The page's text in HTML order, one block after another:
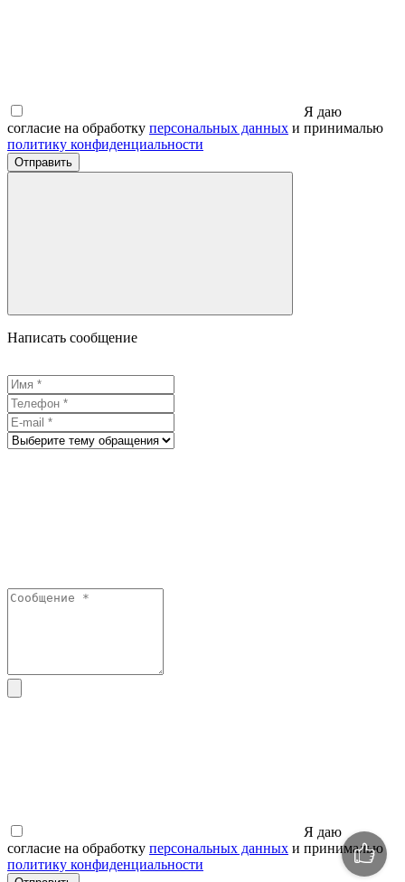
Я даю
согласие на обработку персональных данных и принималью
политику конфиденциальности
Отправить
Написать сообщение
Я даю
согласие на обработку персональных данных и принималью
политику конфиденциальности